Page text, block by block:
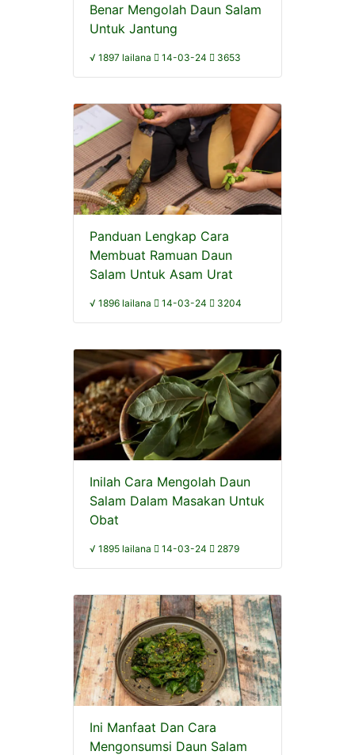
Benar Mengolah Daun Salam
Untuk Jantung
√ 1897 lailana 14-03-24 3653
Panduan Lengkap Cara
Membuat Ramuan Daun
Salam Untuk Asam Urat
√ 1896 lailana 14-03-24 3204
Inilah Cara Mengolah Daun
Salam Dalam Masakan Untuk
Obat
√ 1895 lailana 14-03-24 2879
Ini Manfaat Dan Cara
Mengonsumsi Daun Salam